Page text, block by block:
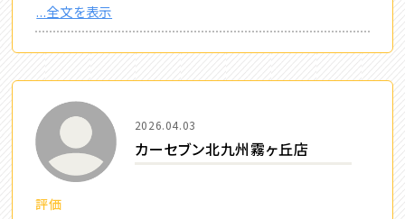
...全文を表示
2026.04.03
カーセブン北九州霧ヶ丘店
評価